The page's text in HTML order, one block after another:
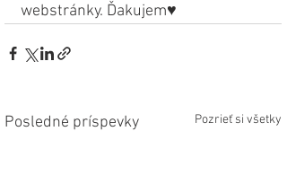
webstránky. Ďakujem♥
Posledné príspevky Pozrieť si všetky